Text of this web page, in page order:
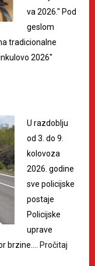
va 2026." Pod
geslom
tradicionalne
2026"
U razdoblju
od 3. do 9.
kolovoza
2026. godine
sve policijske
postaje
Policijske
uprave
brzine.… Pročitaj